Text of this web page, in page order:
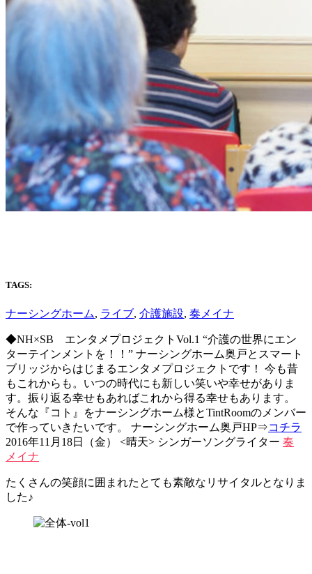
TAGS:
ナーシングホーム, ライブ, 介護施設, 奏メイナ
◆NH×SB エンタメプロジェクトVol.1 “介護の世界にエン
ターテインメントを！！” ナーシングホーム奥戸とスマート
ブリッジからはじまるエンタメプロジェクトです！ 今も昔
もこれからも。いつの時代にも新しい笑いや幸せがありま
す。振り返る幸せもあればこれから得る幸せもあります。
そんな『コト』をナーシングホーム様とTintRoomのメンバー
で作っていきたいです。 ナーシングホーム奥戸HP⇒コチラ
2016年11月18日（金） <晴天> シンガーソングライター 奏
メイナ
たくさんの笑顔に囲まれたとても素敵なリサイタルとなりま
した♪